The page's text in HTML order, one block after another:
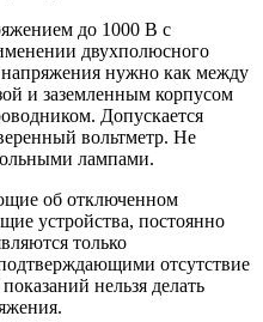
до 1000 В с
двухполюсного
напряжения нужно как между
и заземленным корпусом
Допускается
вольтметр. Не
лампами.
об отключенном
устройства, постоянно
только
отсутствие
нельзя делать